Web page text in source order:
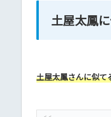
土屋太鳳
土屋太鳳さんに似て